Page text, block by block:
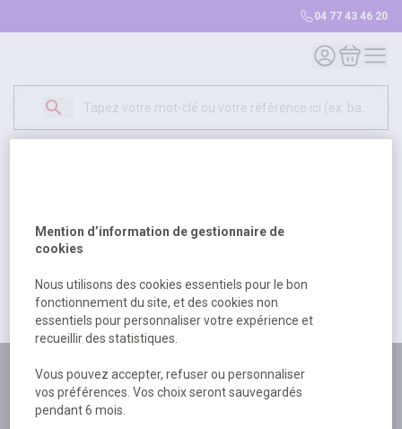
04 77 43 46 20
Mon compte
Mon
500
excuser pour la gêne occasionée.
Retour Retour à l'accueil
Plus de 180 personnes
à votre écoute
Plus de 80 000 références
Mention d’information de gestionnaire de
cookies
Nous utilisons des cookies essentiels pour le bon
fonctionnement du site, et des cookies non
essentiels pour personnaliser votre expérience et
recueillir des statistiques.
Vous pouvez accepter, refuser ou personnaliser
vos préférences. Vos choix seront sauvegardés
pendant 6 mois.